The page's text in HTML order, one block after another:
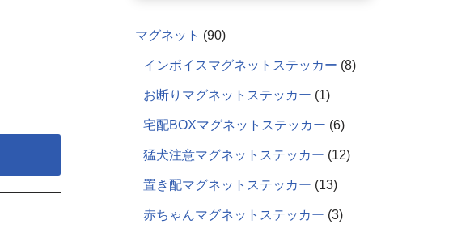
マグネット 90
インボイスマグネットステッカー 8
お断りマグネットステッカー 1
宅配BOXマグネットステッカー 6
猛犬注意マグネットステッカー 12
置き配マグネットステッカー 13
赤ちゃんマグネットステッカー 3